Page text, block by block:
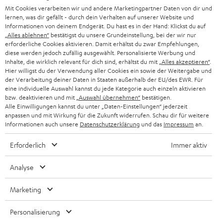
g
SMART HOME
BLUETOOTH-LAUTSPRECHER
KOPFHÖRER
BLUETOOTH-KOPFHÖRER
STEREOANLAGEN
LAUTSPRECHER
ULTIMA-SERIE
IN-EAR-KOPFHÖRER
FANSHOP
NEUHEITEN
GESCHÄFTSKUNDEN
PARTNERPROGRAMM
BLOG
NEWSLETTER
STORES
DEINE VORTEILE BEI TEUFEL
UNSER MANAGEMENT
NACHHALTIGKEIT
UNSERE WERTE
ÖSTERREICH
SCHWEIZ
NIEDERLANDE
BELGIEN
FRANKREICH
POLEN
SPANIEN
ITALIEN
Technische Änderungen, Tippfehler und Irrtum vorbehalten. Das auf unseren
Mit Cookies verarbeiten wir und andere Marketingpartner Daten von dir und
lernen, was dir gefällt - durch dein Verhalten auf unserer Website und
Informationen von deinem Endgerät. Du hast es in der Hand: Klickst du auf
„Alles ablehnen“ bestätigst du unsere Grundeinstellung, bei der wir nur
erforderliche Cookies aktivieren. Damit erhältst du zwar Empfehlungen,
diese werden jedoch zufällig ausgewählt. Personalisierte Werbung und
Inhalte, die wirklich relevant für dich sind, erhältst du mit „Alles akzeptieren“.
Hier willigst du der Verwendung aller Cookies ein sowie der Weitergabe und
der Verarbeitung deiner Daten in Staaten außerhalb der EU/des EWR. Für
eine individuelle Auswahl kannst du jede Kategorie auch einzeln aktivieren
bzw. deaktivieren und mit „Auswahl übernehmen“ bestätigen.
Alle Einwilligungen kannst du unter „Daten-Einstellungen“ jederzeit
anpassen und mit Wirkung für die Zukunft widerrufen. Schau dir für weitere
Informationen auch unsere Datenschutzerklärung und das Impressum an.
Erforderlich Immer aktiv
Analyse
Marketing
Personalisierung